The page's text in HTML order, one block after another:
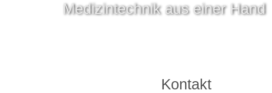
Medizintechnik aus einer Hand
Kontakt